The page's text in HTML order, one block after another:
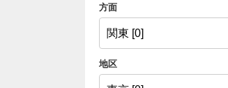
方面
地区